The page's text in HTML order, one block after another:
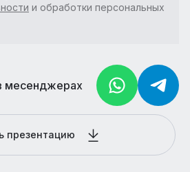
и обработки персональных
месенджерах
презентацию